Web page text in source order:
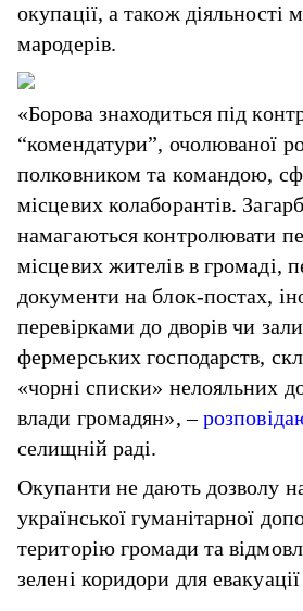
окупації, а також діяльності
мародерів.
«Борова знаходиться під
“комендатури”, очолюваної
полковником та командою,
місцевих колаборантів.
намагаються контролювати
місцевих жителів в громаді,
документи на блок-постах,
перевірками до дворів чи
фермерських господарств,
«чорні списки» нелояльних
влади громадян», –
селищній раді.
Окупанти не дають дозволу
української гуманітарної
територію громади та
зелені коридори для